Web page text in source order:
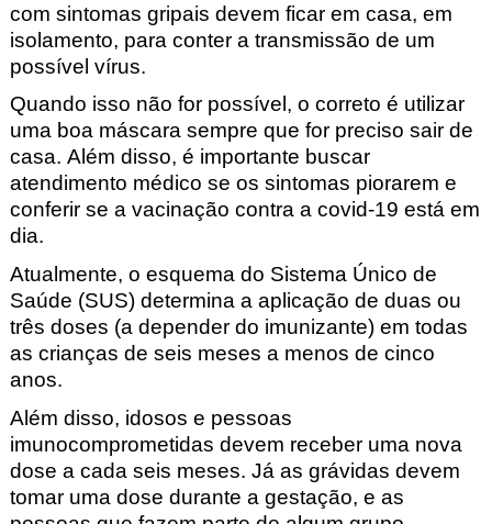
com sintomas gripais devem ficar em casa, em
isolamento, para conter a transmissão de um
possível vírus.
Quando isso não for possível, o correto é utilizar
uma boa máscara sempre que for preciso sair de
casa. Além disso, é importante buscar
atendimento médico se os sintomas piorarem e
conferir se a vacinação contra a covid-19 está em
dia.
Atualmente, o esquema do Sistema Único de
Saúde (SUS) determina a aplicação de duas ou
três doses (a depender do imunizante) em todas
as crianças de seis meses a menos de cinco
anos.
Além disso, idosos e pessoas
imunocomprometidas devem receber uma nova
dose a cada seis meses. Já as grávidas devem
tomar uma dose durante a gestação, e as